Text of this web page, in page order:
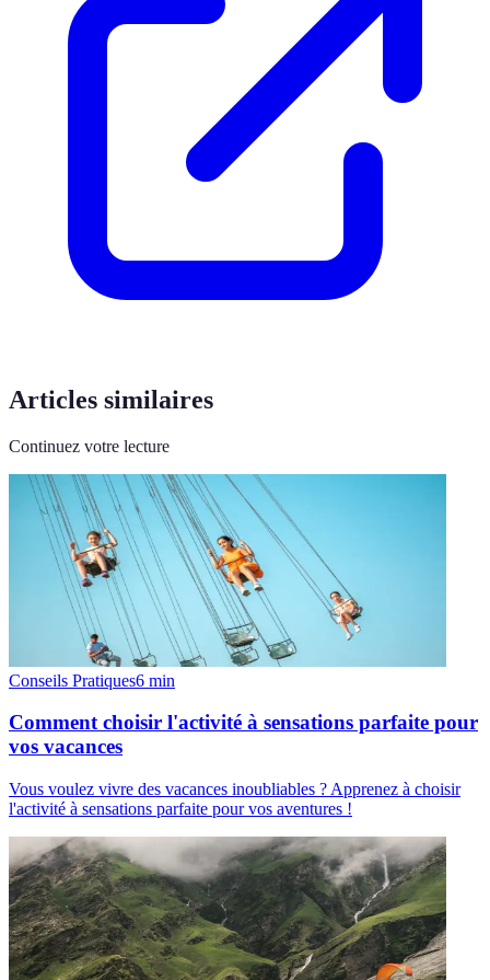
Articles similaires
Continuez votre lecture
Conseils Pratiques6 min
Comment choisir l'activité à sensations parfaite pour
vos vacances
Vous voulez vivre des vacances inoubliables ? Apprenez à choisir
l'activité à sensations parfaite pour vos aventures !